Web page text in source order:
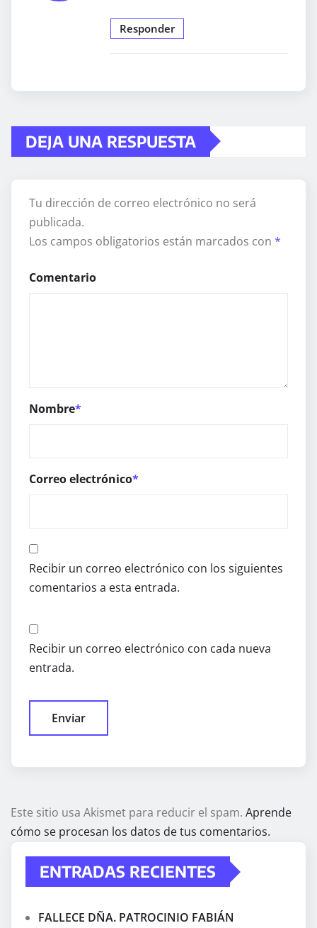
Responder
DEJA UNA RESPUESTA
Tu dirección de correo electrónico no será
publicada.
Los campos obligatorios están marcados con *
Comentario
Nombre*
Correo electrónico*
Recibir un correo electrónico con los siguientes
comentarios a esta entrada.
Recibir un correo electrónico con cada nueva
entrada.
Este sitio usa Akismet para reducir el spam. Aprende
cómo se procesan los datos de tus comentarios.
ENTRADAS RECIENTES
FALLECE DÑA. PATROCINIO FABIÁN